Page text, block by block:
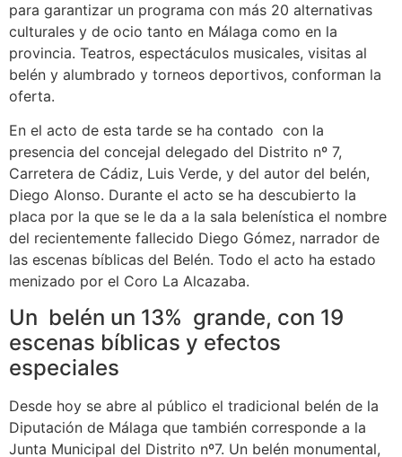
para garantizar un programa con más 20 alternativas
culturales y de ocio tanto en Málaga como en la
provincia. Teatros, espectáculos musicales, visitas al
belén y alumbrado y torneos deportivos, conforman la
oferta.
En el acto de esta tarde se ha contado con la
presencia del concejal delegado del Distrito nº 7,
Carretera de Cádiz, Luis Verde, y del autor del belén,
Diego Alonso. Durante el acto se ha descubierto la
placa por la que se le da a la sala belenística el nombre
del recientemente fallecido Diego Gómez, narrador de
las escenas bíblicas del Belén. Todo el acto ha estado
menizado por el Coro La Alcazaba.
Un belén un 13% grande, con 19
escenas bíblicas y efectos
especiales
Desde hoy se abre al público el tradicional belén de la
Diputación de Málaga que también corresponde a la
Junta Municipal del Distrito nº7. Un belén monumental,